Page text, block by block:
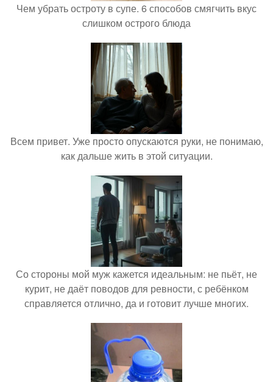
Чем убрать остроту в супе. 6 способов смягчить вкус
слишком острого блюда
Всем привет. Уже просто опускаются руки, не понимаю,
как дальше жить в этой ситуации.
Со стороны мой муж кажется идеальным: не пьёт, не
курит, не даёт поводов для ревности, с ребёнком
справляется отлично, да и готовит лучше многих.